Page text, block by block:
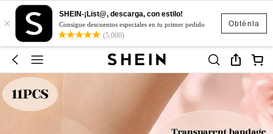
Obténla
×
SHEIN-¡List@, descarga, con estilo!
Consigue descuentos especiales en tu primer pedido
(5,000)